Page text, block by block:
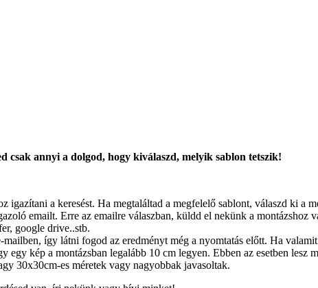
csak annyi a dolgod, hogy kiválaszd, melyik sablon tetszik!
igazítani a keresést. Ha megtaláltad a megfelelő sablont, válaszd ki a
emailt. Erre az emailre válaszban, küldd el nekünk a
google drive..stb.
így látni fogod az eredményt még a nyomtatás előtt. Ha
egy kép a montázsban legalább 10 cm legyen. Ebben az esetben lesz
30x30cm-es méretek vagy nagyobbak javasoltak.